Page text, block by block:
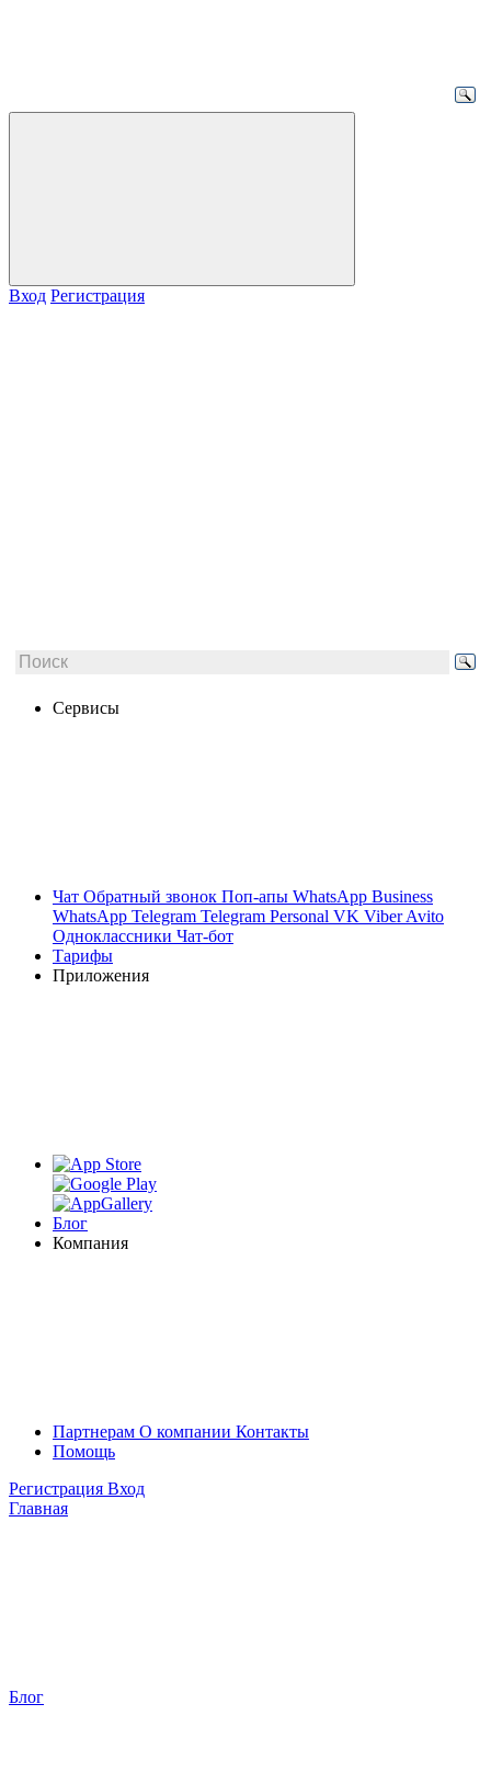
Вход Регистрация
Сервисы
Чат Обратный звонок Поп-апы WhatsApp Business
WhatsApp Telegram Telegram Personal VK ViberAvito
Одноклассники Чат-бот
Тарифы
Приложения
Блог
Компания
Партнерам О компании Контакты
Помощь
Регистрация Вход
Главная
Блог